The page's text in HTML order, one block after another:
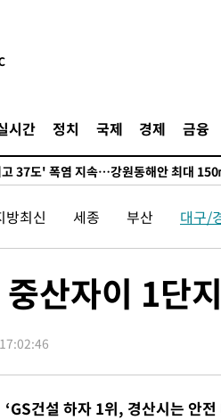
시간 정치 국제 경제 금융
37도' 폭염 지속…강원동해안 최대 150
고 37도' 폭염 지속…강원동해안 최대 150
]뉴욕증시 상승 마감…S&P 0.6% 나
방최신 세종 부산 대구/
산자이 1단
‘GS건설 하자 1위, 경산시는 안